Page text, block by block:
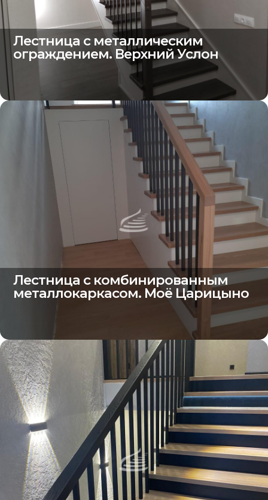
Лестница с металлическим
ограждением. Верхний Услон
Лестница с комбинированным
металлокаркасом. Моё Царицыно